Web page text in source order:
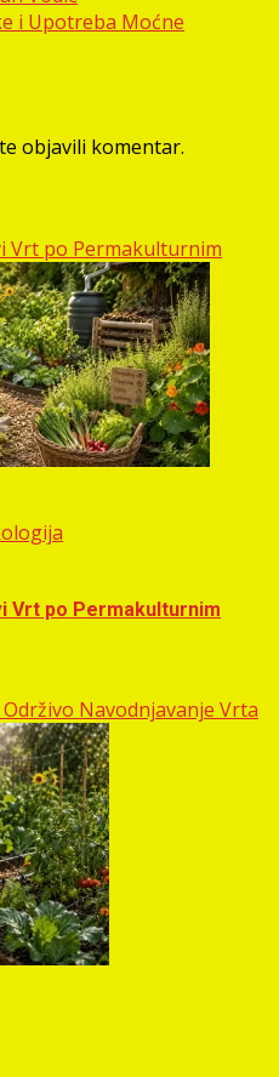
i Upotreba Moćne
objavili komentar.
Vrt po Permakulturnim
Vrt po Permakulturnim
Navodnjavanje Vrta